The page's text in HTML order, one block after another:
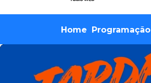
Home Programação